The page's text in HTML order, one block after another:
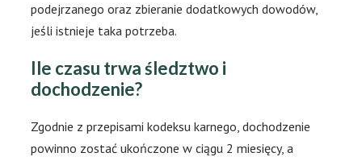
podejrzanego oraz zbieranie dodatkowych dowodów,
jeśli istnieje taka potrzeba.
Ile czasu trwa śledztwo i
dochodzenie?
Zgodnie z przepisami kodeksu karnego, dochodzenie
powinno zostać ukończone w ciągu 2 miesięcy, a